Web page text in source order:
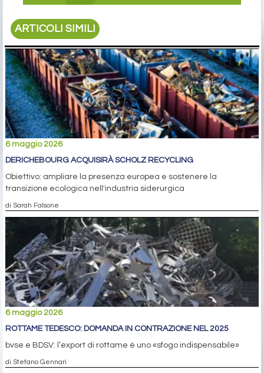
ARTICOLI SIMILI
6 maggio 2026
DERICHEBOURG ACQUISIRÀ SCHOLZ RECYCLING
Obiettivo: ampliare la presenza europea e sostenere la
transizione ecologica nell'industria siderurgica
di Sarah Falsone
6 maggio 2026
ROTTAME TEDESCO: DOMANDA IN CONTRAZIONE NEL 2025
bvse e BDSV: l’export di rottame è uno «sfogo indispensabile»
di Stefano Gennari